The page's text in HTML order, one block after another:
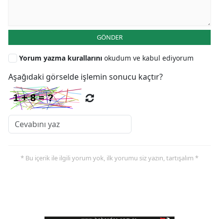
GÖNDER
Yorum yazma kurallarını okudum ve kabul ediyorum
Aşağıdaki görselde işlemin sonucu kaçtır?
* Bu içerik ile ilgili yorum yok, ilk yorumu siz yazın, tartışalım *